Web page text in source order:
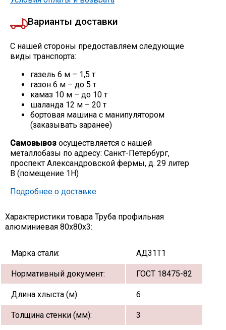
Варианты доставки
С нашей стороны предоставляем следующие
виды транспорта:
газель 6 м – 1,5 т
газон 6 м – до 5 т
камаз 10 м – до 10 т
шаланда 12 м – 20 т
бортовая машина с манипулятором
(заказывать заранее)
Самовывоз осуществляется с нашей
металлобазы по адресу: Санкт-Петербург,
проспект Александровской фермы, д. 29 литер
В (помещение 1Н)
Подробнее о доставке
Характеристики товара Труба профильная
алюминиевая 80х80х3:
Марка стали: АД31Т1
Нормативный документ: ГОСТ 18475-82
Длина хлыста (м): 6
Толщина стенки (мм): 3